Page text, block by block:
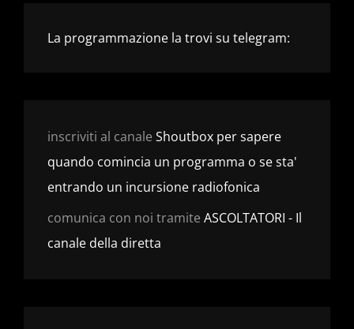
La programmazione la trovi su telegram:
inscriviti al canale Shoutbox per sapere
quando comincia un programma o se sta'
entrando un incursione radiofonica
comunica con noi tramite ASCOLTATORI - Il
canale della diretta